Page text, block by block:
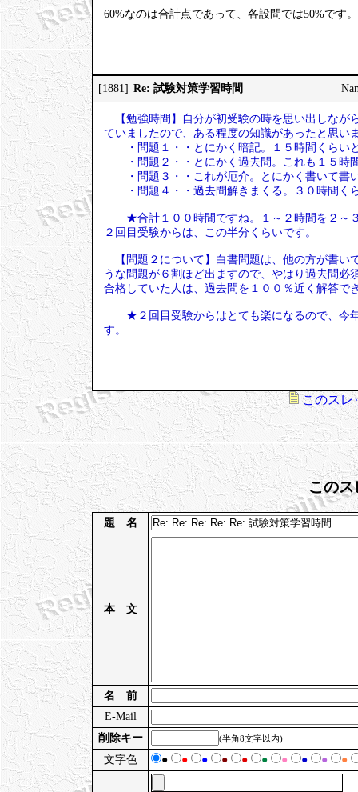
60%なのは合計点であって、各設問では50%です。
[1881] Re: 試験対策学習時間
【勉強時間】自分が初受験の時を思い出しなが
ていましたので、ある程度の知識があったと思い
・問題１・・とにかく暗記。１５時間くらい
・問題２・・とにかく過去問。これも１５時
・問題３・・これが厄介。とにかく書いて書
・問題４・・過去問解きまくる。３０時間く
★合計１００時間ですね。１～２時間を２～３
２回目受験からは、この半分くらいです。
【問題２について】白書問題は、他の方が書い
うな問題が６割ほど出ますので、やはり過去問
合格していた人は、過去問を１００％近く解答で
★２回目受験からはとても楽になるので、今年
す。
このスレ
このス
題 名
本 文
名 前
E-Mail
削除キー
(半角8文字以内)
文字色 ● ● ● ● ● ● ● ● ● ●